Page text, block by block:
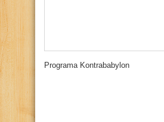
Programa Kontrababylon